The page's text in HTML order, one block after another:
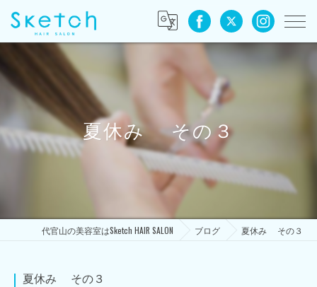
夏休み その３
代官山の美容室はSketch HAIR SALON ブログ 夏休み その３
夏休み その３